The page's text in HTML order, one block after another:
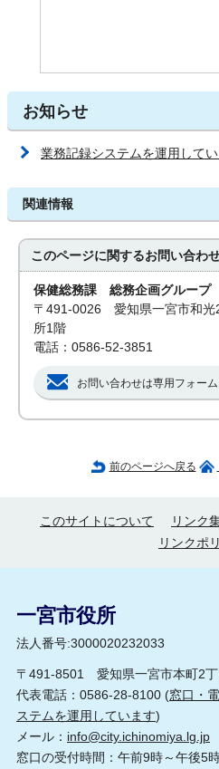
お知らせ
業務記録システムを運用してい
関連情報
このページに関するお問い合わ
保健総務課 総務企画グループ
〒491-0026 愛知県一宮市和
所1階
電話：0586-52-3851
お問い合わせは専用フォー
前のページへ戻る
このサイトについて リンク
リンクポ
一宮市役所
法人番号:3000020232033
〒491-8501 愛知県一宮市本町2
代表電話：0586-28-8100 (窓口・
ステムを運用しています)
メール： info@city.ichinomiya.lg.jp
窓口の受付時間：午前9時～午後5